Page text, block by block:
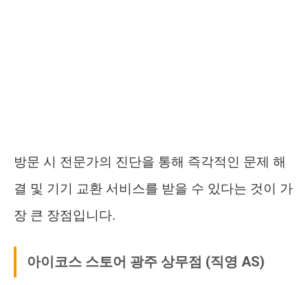
방문 시 전문가의 진단을 통해 즉각적인 문제 해
결 및 기기 교환 서비스를 받을 수 있다는 것이 가
장 큰 장점입니다.
아이코스 스토어 광주 상무점 (직영 AS)